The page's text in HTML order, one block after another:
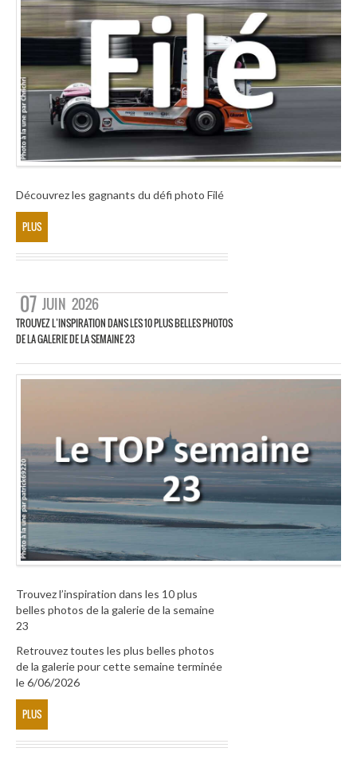
Découvrez les gagnants du défi photo Filé
PLUS
07 JUIN 2026
TROUVEZ L’INSPIRATION DANS LES 10 PLUS BELLES PHOTOS
DE LA GALERIE DE LA SEMAINE 23
Trouvez l’inspiration dans les 10 plus
belles photos de la galerie de la semaine
23
Retrouvez toutes les plus belles photos
de la galerie pour cette semaine terminée
le 6/06/2026
PLUS